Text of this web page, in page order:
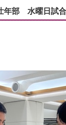
部 水曜日試